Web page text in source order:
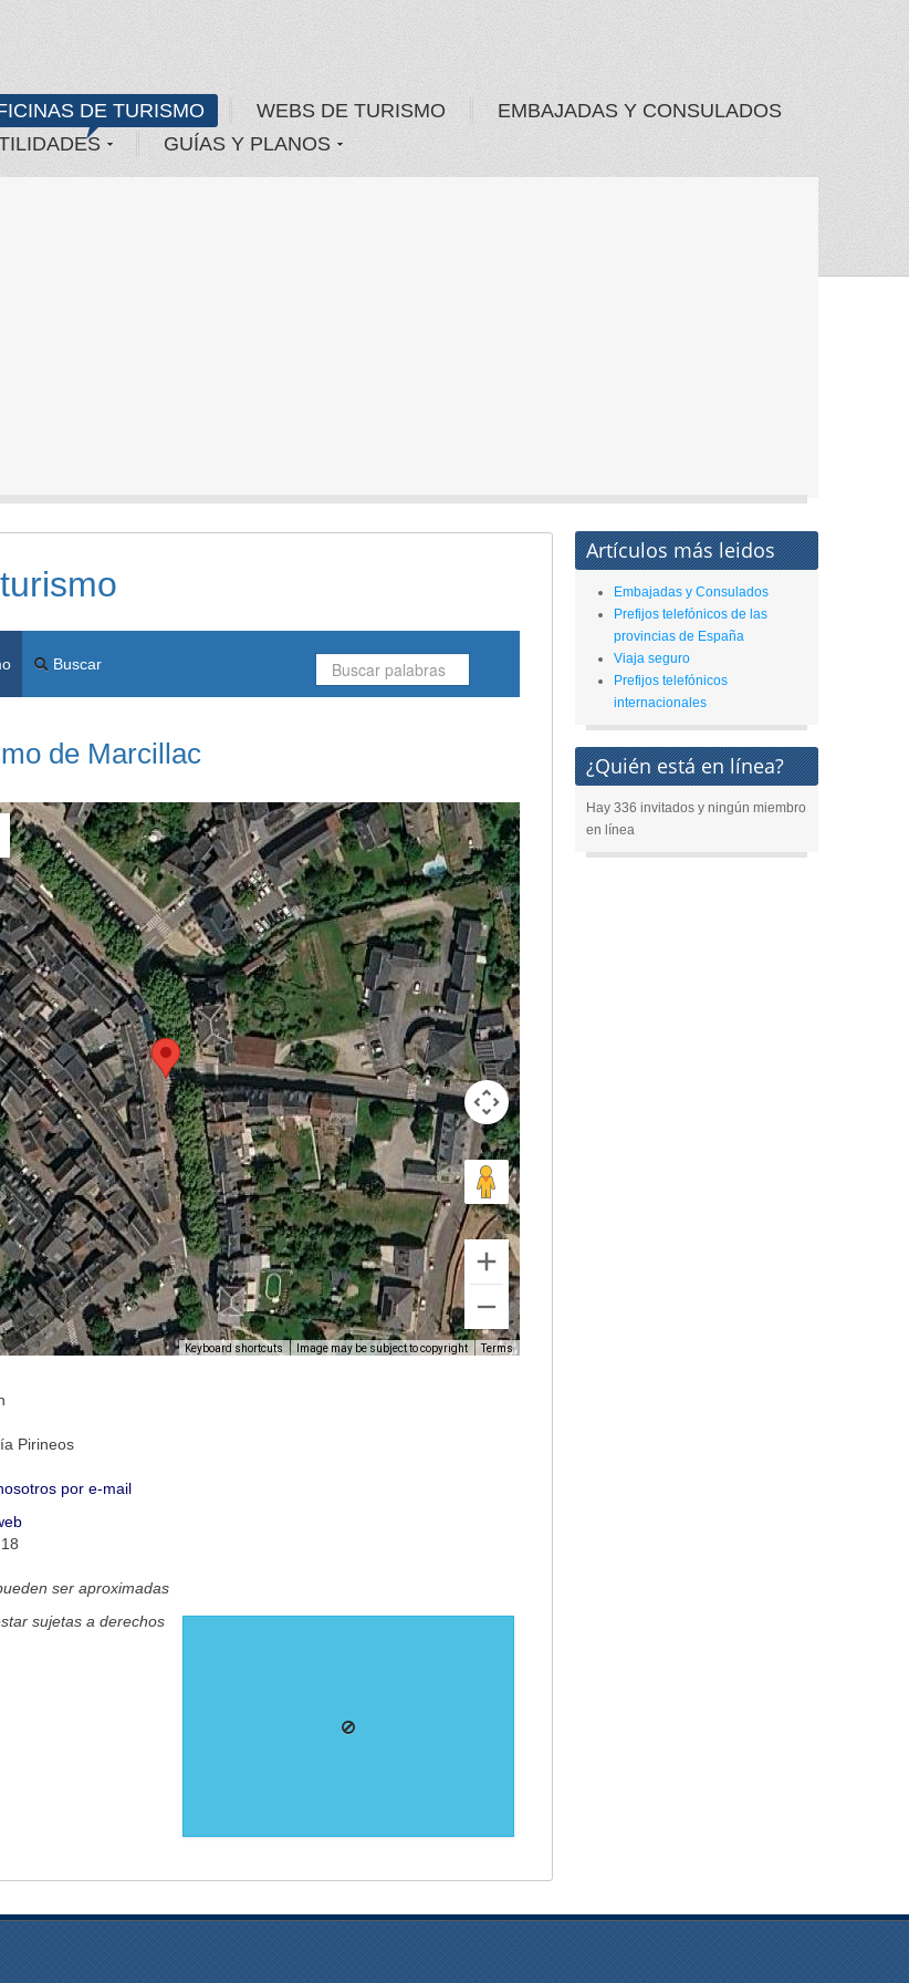
DE TURISMO WEBS DE TURISMO
EMBAJADAS Y CONSULADOS
GUÍAS Y PLANOS
Buscar
de Marcillac
Keyboard shortcuts Image may be subject to copyright Terms
Pirineos
por e-mail
ser aproximadas
sujetas a derechos
Artículos más leidos
Embajadas y Consulados
Prefijos telefónicos de las
provincias de España
Viaja seguro
Prefijos telefónicos
internacionales
¿Quién está en línea?
Hay 336 invitados y ningún miembro
en línea